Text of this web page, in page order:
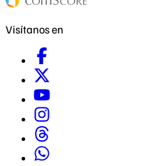
Visítanos en